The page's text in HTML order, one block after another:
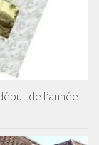
de l’année